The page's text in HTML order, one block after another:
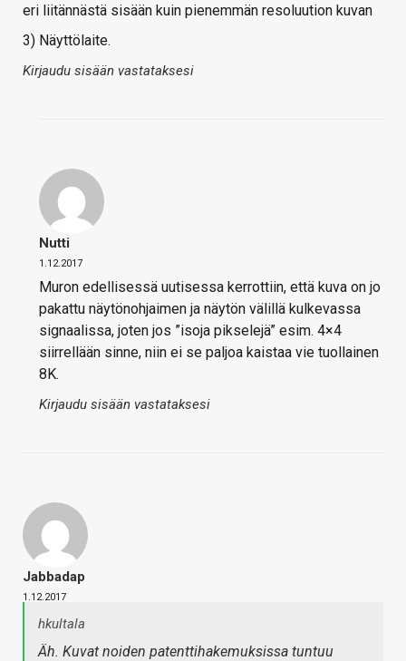
eri liitännästä sisään kuin pienemmän resoluution kuvan
3) Näyttölaite.
Kirjaudu sisään vastataksesi
Nutti
1.12.2017
Muron edellisessä uutisessa kerrottiin, että kuva on jo
pakattu näytönohjaimen ja näytön välillä kulkevassa
signaalissa, joten jos ”isoja pikselejä” esim. 4×4
siirrellään sinne, niin ei se paljoa kaistaa vie tuollainen
8K.
Kirjaudu sisään vastataksesi
Jabbadap
1.12.2017
hkultala
Äh. Kuvat noiden patenttihakemuksissa tuntuu